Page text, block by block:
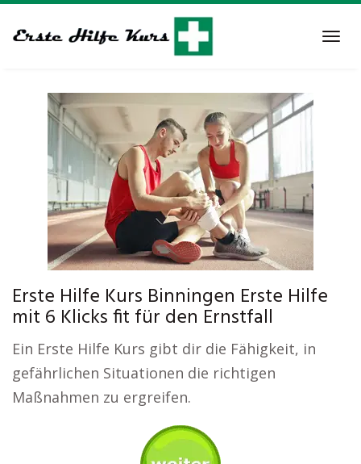
to
Erste Hilfe Kurs Binningen Erste Hilfe
mit 6 Klicks fit für den Ernstfall
Ein Erste Hilfe Kurs gibt dir die Fähigkeit, in
gefährlichen Situationen die richtigen
Maßnahmen zu ergreifen.